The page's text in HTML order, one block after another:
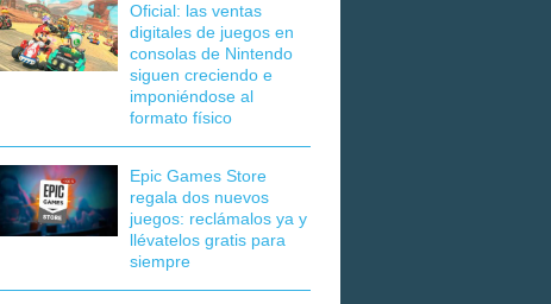
Oficial: las ventas
digitales de juegos en
consolas de Nintendo
siguen creciendo e
imponiéndose al
formato físico
Epic Games Store
regala dos nuevos
juegos: reclámalos ya y
llévatelos gratis para
siempre